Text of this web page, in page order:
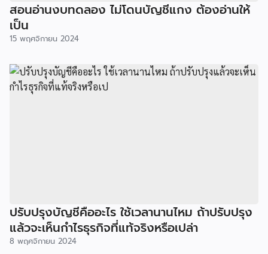
สอนอ่านงบทดลอง ไม่โดนบัญชีแกง ต้องอ่านให้
เป็น
15 พฤศจิกายน 2024
ปรับปรุงบัญชีคืออะไร ใช้เวลานานไหม ถ้าปรับปรุง
แล้วจะเห็นกำไรธุรกิจที่แท้จริงหรือเปล่า
8 พฤศจิกายน 2024